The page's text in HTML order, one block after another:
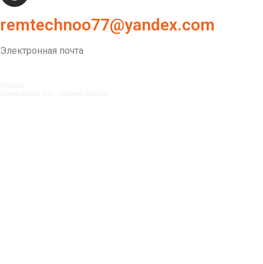
remtechnoo77@yandex.com
Электронная почта